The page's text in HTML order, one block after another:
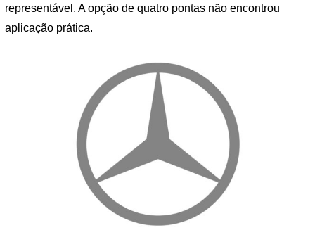
representável. A opção de quatro pontas não encontrou
aplicação prática.